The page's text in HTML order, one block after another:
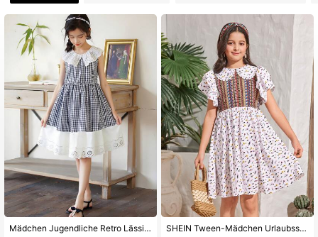
4,92 85K Follower
4,92 85K Follower
4,92 85K Follower
4,92 85K Follower
Mädchen Jugendliche Retro Lässiges Kleid mit Kragen, ärmellos, hohe Taille, locker, knielang, Karomuster Patchwork, Stickerei, Baumwolle SHEIN Tween-Mädchen Urlaubsset im Bohemien-Stil mit kleinem Blumenmuster, Patchwork Kurzarm Kleid